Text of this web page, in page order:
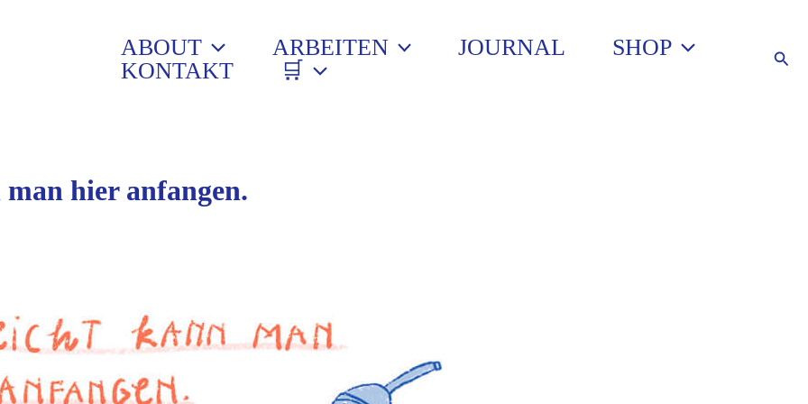
ABOUT ARBEITEN JOURNAL
SHOP
KONTAKT
🛒
hier anfangen.